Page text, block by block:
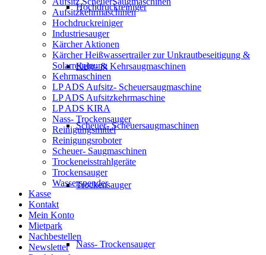
Hochdruckreiniger
Kehr- & Kehrsaugmaschinen
Scheuer- Scheuersaugmaschinen
Trockensauger
Nass- Trockensauger
Aufsitzkehrmaschinen
Hochdruckreiniger
Industriesauger
Kärcher Aktionen
Kärcher Heißwassertrailer zur Unkrautbeseitigung &
Solarreinigung
Kehrmaschinen
LP ADS Aufsitz- Scheuersaugmaschine
LP ADS Aufsitzkehrmaschine
LP ADS KIRA
Nass- Trockensauger
Reinigungsmittel
Reinigungsroboter
Scheuer- Saugmaschinen
Trockeneisstrahlgeräte
Trockensauger
Wasserspender
Kasse
Kontakt
Mein Konto
Mietpark
Nachbestellen
Newsletter